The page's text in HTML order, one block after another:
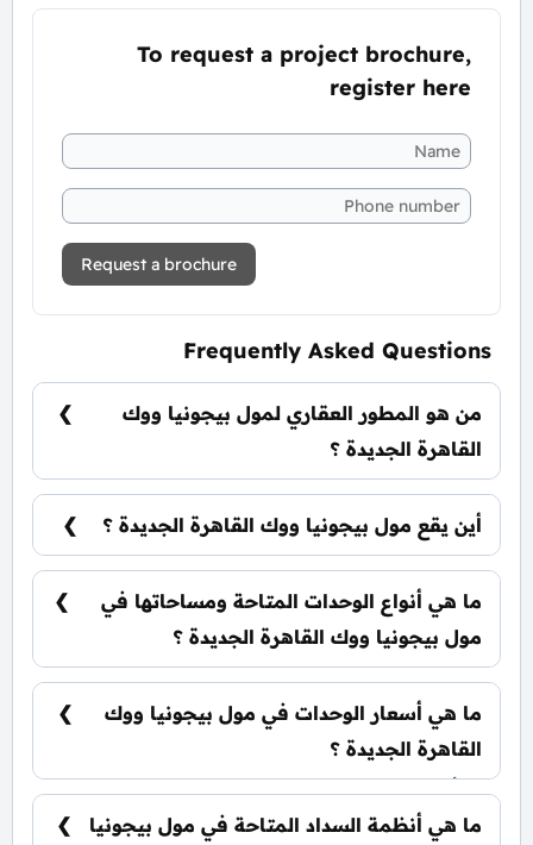
To request a project brochure,
register here
Request a brochure
Frequently Asked Questions
من هو المطور العقاري لمول بيجونيا ووك
القاهرة الجديدة ؟
شركة منصات للتطوير العقاري Menassat
Developments.
أين يقع مول بيجونيا ووك القاهرة الجديدة ؟
يقع مول بيجونيا ووك القاهرة الجديدة في التجمع
الخامس بقلب منطقة المستثمرين الجنوبية.
ما هي أنواع الوحدات المتاحة ومساحاتها في
مول بيجونيا ووك القاهرة الجديدة ؟
يضم المول مجموعة متنوعة من الوحدات
مكاتب إدارية: تبدأ من 31 متر² عيادات طبية: تبدأ من
31 متر²
ما هي أسعار الوحدات في مول بيجونيا ووك
القاهرة الجديدة ؟
تبدأ الأسعار من 110,000 جنية للمتر جنيه وتختلف
حسب نوع الوحدة والمساحة، كما أن الأسعار قابلة
للتغيير حسب تطورات السوق.
ما هي أنظمة السداد المتاحة في مول بيجونيا